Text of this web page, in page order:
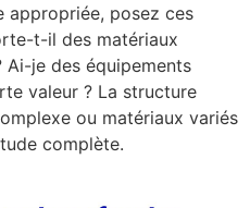
appropriée, posez ces
t-il des matériaux
je des équipements
valeur ? La structure
ou matériaux variés
complète.